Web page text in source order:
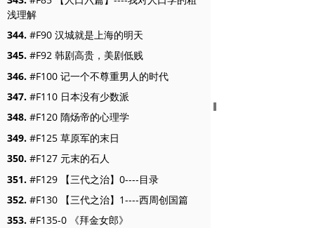
浅理解
344. #F90 汉城就是上海的明天
345. #F92 韩剧高贵，美剧低贱
346. #F100 记一个不尊重男人的时代
347. #F110 日本没有少数派
348. #F120 隋炀帝的心理学
349. #F125 草原军的末日
350. #F127 元末的石人
351. #F129 【三代之治】0----目录
352. #F130 【三代之治】1----西周创国篇
353. #F135-0 《拜金女郎》